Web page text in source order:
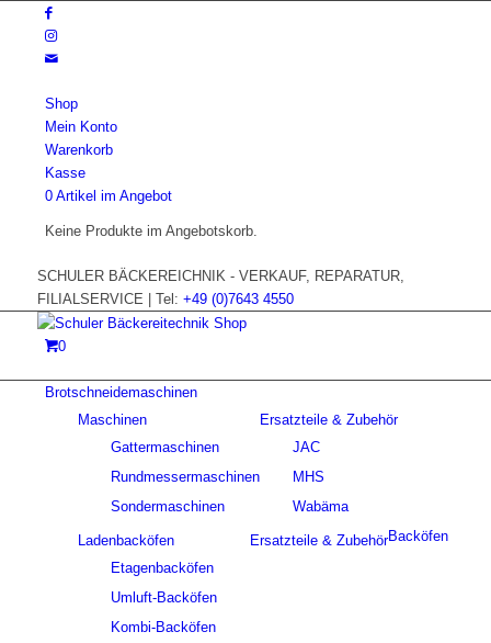
Shop
Mein Konto
Warenkorb
Kasse
0 Artikel im Angebot
Keine Produkte im Angebotskorb.
SCHULER BÄCKEREICHNIK - VERKAUF, REPARATUR,
FILIALSERVICE | Tel: +49 (0)7643 4550
0
Brotschneidemaschinen
Maschinen
Gattermaschinen
Rundmessermaschinen
Sondermaschinen
Ersatzteile & Zubehör
JAC
MHS
Wabäma
Backöfen
Ladenbacköfen
Etagenbacköfen
Umluft-Backöfen
Kombi-Backöfen
Ersatzteile & Zubehör